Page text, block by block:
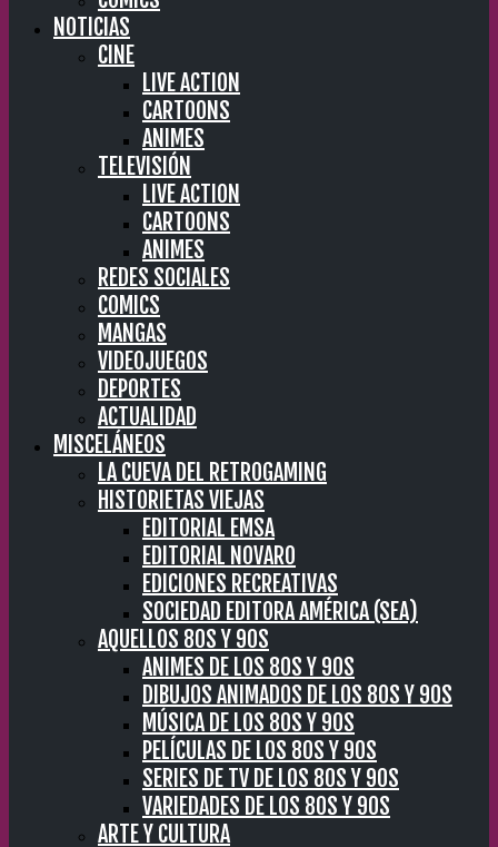
NOTICIAS
CINE
LIVE ACTION
CARTOONS
ANIMES
TELEVISIÓN
LIVE ACTION
CARTOONS
ANIMES
REDES SOCIALES
COMICS
MANGAS
VIDEOJUEGOS
DEPORTES
ACTUALIDAD
MISCELÁNEOS
LA CUEVA DEL RETROGAMING
HISTORIETAS VIEJAS
EDITORIAL EMSA
EDITORIAL NOVARO
EDICIONES RECREATIVAS
SOCIEDAD EDITORA AMÉRICA (SEA)
AQUELLOS 80S Y 90S
ANIMES DE LOS 80S Y 90S
DIBUJOS ANIMADOS DE LOS 80S Y 90S
MÚSICA DE LOS 80S Y 90S
PELÍCULAS DE LOS 80S Y 90S
SERIES DE TV DE LOS 80S Y 90S
VARIEDADES DE LOS 80S Y 90S
ARTE Y CULTURA